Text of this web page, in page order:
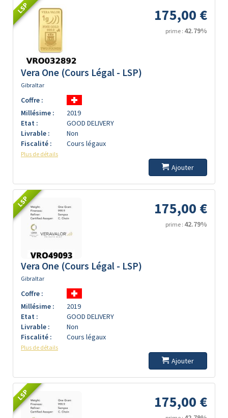
LSP 175,00 €
prime : 42.79%
Vera One (Cours Légal - LSP)
Gibraltar
Coffre :
Millésime :
2019
Etat :
GOOD DELIVERY
Livrable :
Non
Fiscalité :
Cours légaux
Plus de détails
Ajouter
LSP 175,00 €
prime : 42.79%
Vera One (Cours Légal - LSP)
Gibraltar
Coffre :
Millésime :
2019
Etat :
GOOD DELIVERY
Livrable :
Non
Fiscalité :
Cours légaux
Plus de détails
Ajouter
LSP 175,00 €